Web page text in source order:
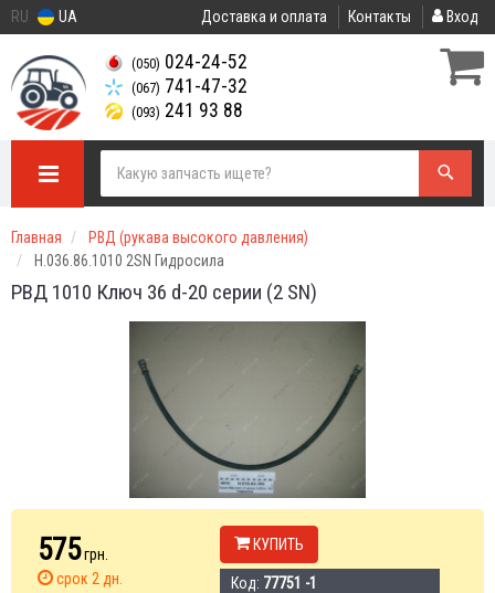
RU UA Доставка и оплата Контакты Вход
(050) 024-24-52
(067) 741-47-32
(093) 241 93 88
Главная
РВД (рукава высокого давления)
Н.036.86.1010 2SN Гидросила
РВД 1010 Ключ 36 d-20 серии (2 SN)
575грн.
срок 2 дн.
КУПИТЬ
Код: 77751 -1